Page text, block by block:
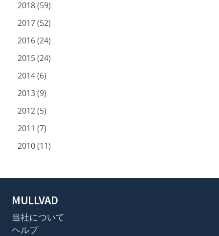
2018 (59)
2017 (52)
2016 (24)
2015 (24)
2014 (6)
2013 (9)
2012 (5)
2011 (7)
2010 (11)
MULLVAD
当社について
ヘルプ